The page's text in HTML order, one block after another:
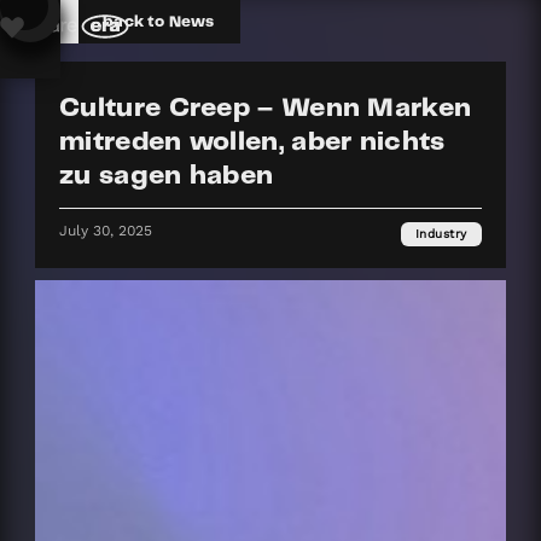
back to News
Culture Creep – Wenn Marken
mitreden wollen, aber nichts
zu sagen haben
July 30, 2025 Industry